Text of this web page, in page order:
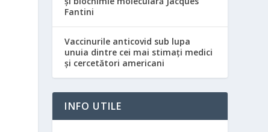
Fantini
Vaccinurile anticovid sub lupa
unuia dintre cei mai stimați medici
și cercetători americani
INFO UTILE